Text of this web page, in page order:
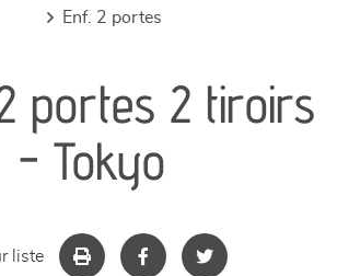
enf. 2 portes
portes 2 tiroirs
- Tokyo
liste